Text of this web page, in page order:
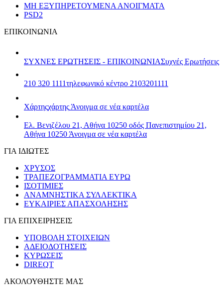
ΜΗ ΕΞΥΠΗΡΕΤΟΥΜΕΝΑ ΑΝΟΙΓΜΑΤΑ
PSD2
ΕΠΙΚΟΙΝΩΝΙΑ
ΣΥΧΝΕΣ ΕΡΩΤΗΣΕΙΣ - ΕΠΙΚΟΙΝΩΝΙΑΣυχνές Ερωτήσεις
210 320 1111τηλεφωνικό κέντρο 2103201111
Χάρτηςχάρτης Άνοιγμα σε νέα καρτέλα
Ελ. Βενιζέλου 21, Αθήνα 10250 οδός Πανεπιστημίου 21,
Αθήνα 10250 Άνοιγμα σε νέα καρτέλα
ΓΙΑ ΙΔΙΩΤΕΣ
ΧΡΥΣΟΣ
ΤΡΑΠΕΖΟΓΡΑΜΜΑΤΙΑ ΕΥΡΩ
ΙΣΟΤΙΜΙΕΣ
ΑΝΑΜΝΗΣΤΙΚΑ ΣΥΛΛΕΚΤΙΚΑ
ΕΥΚΑΙΡΙΕΣ ΑΠΑΣΧΟΛΗΣΗΣ
ΓΙΑ ΕΠΙΧΕΙΡΗΣΕΙΣ
ΥΠΟΒΟΛΗ ΣΤΟΙΧΕΙΩΝ
ΑΔΕΙΟΔΟΤΗΣΕΙΣ
ΚΥΡΩΣΕΙΣ
DIREQT
ΑΚΟΛΟΥΘΗΣΤΕ ΜΑΣ